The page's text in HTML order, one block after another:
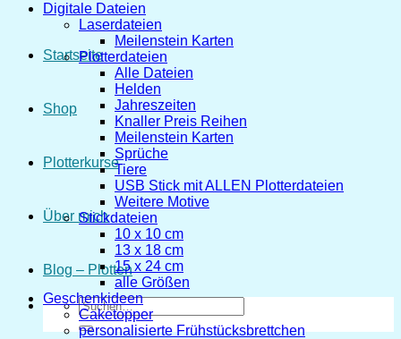
Startseite
Shop
Plotterkurse
Über mich
Blog – Plotten
Suchen
nach:
Digitale Dateien
Laserdateien
Meilenstein Karten
Plotterdateien
Alle Dateien
Helden
Jahreszeiten
Knaller Preis Reihen
Meilenstein Karten
Sprüche
Tiere
USB Stick mit ALLEN Plotterdateien
Weitere Motive
Stickdateien
10 x 10 cm
13 x 18 cm
15 x 24 cm
alle Größen
Geschenkideen
Caketopper
personalisierte Frühstücksbrettchen